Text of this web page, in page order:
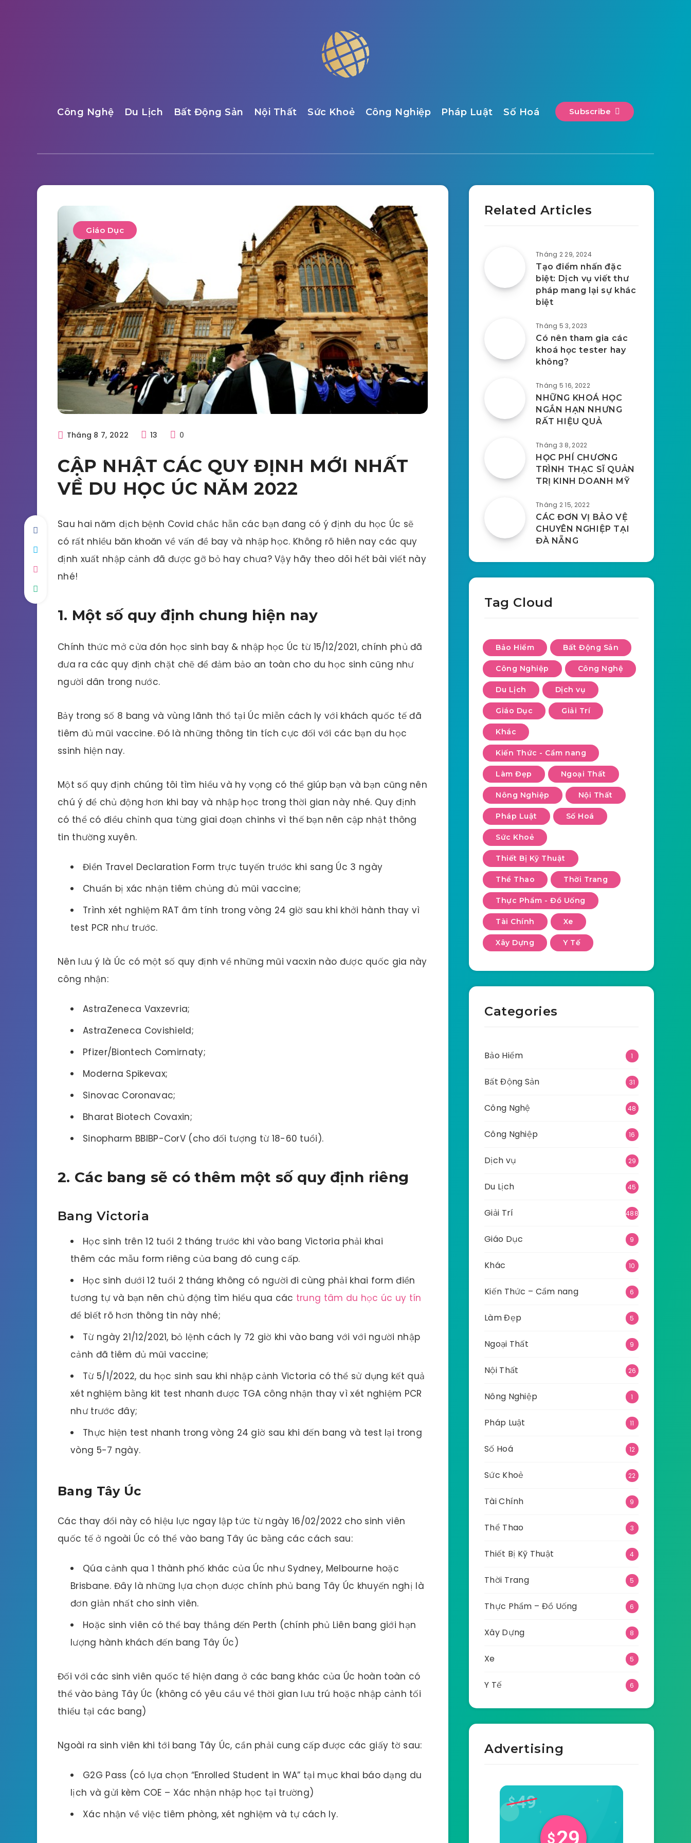
Công Nghệ Du Lịch Bất Động Sản Nội Thất Sức Khoẻ Công Nghiệp Pháp Luật Số Hoá Subscribe
Giáo Dục
Tháng 8 7, 2022 13 0
CẬP NHẬT CÁC QUY ĐỊNH MỚI NHẤT
VỀ DU HỌC ÚC NĂM 2022
Sau hai năm dịch bệnh Covid chắc hẵn các bạn đang có ý định du học Úc sẽ
có rất nhiều băn khoăn về vấn đề bay và nhập học. Không rõ hiên nay các quy
định xuất nhập cảnh đã được gỡ bỏ hay chưa? Vậy hãy theo dõi hết bài viết này
nhé!
1. Một số quy định chung hiện nay
Chính thức mở cửa đón học sinh bay & nhập học Úc từ 15/12/2021, chính phủ đã
đưa ra các quy định chặt chẽ để đảm bảo an toàn cho du học sinh cũng như
người dân trong nước.
Bảy trong số 8 bang và vùng lãnh thổ tại Úc miễn cách ly với khách quốc tế đã
tiêm đủ mũi vaccine. Đó là những thông tin tích cực đối với các bạn du học
ssinh hiện nay.
Một số quy định chúng tôi tìm hiểu và hy vọng có thể giúp bạn và bạn cũng nên
chú ý để chủ động hơn khi bay và nhập học trong thời gian này nhé. Quy định
có thể có điều chỉnh qua từng giai đoạn chinhs vì thế bạn nên cập nhật thông
tin thường xuyên.
Điền Travel Declaration Form trực tuyến trước khi sang Úc 3 ngày
Chuẩn bị xác nhận tiêm chủng đủ mũi vaccine;
Trình xét nghiệm RAT âm tính trong vòng 24 giờ sau khi khởi hành thay vì
test PCR như trước.
Nên lưu ý là Úc có một số quy định về những mũi vacxin nào được quốc gia này
công nhận:
AstraZeneca Vaxzevria;
AstraZeneca Covishield;
Pfizer/Biontech Comirnaty;
Moderna Spikevax;
Sinovac Coronavac;
Bharat Biotech Covaxin;
Sinopharm BBIBP-CorV (cho đối tượng từ 18-60 tuổi).
2. Các bang sẽ có thêm một số quy định riêng
Bang Victoria
Học sinh trên 12 tuổi 2 tháng trước khi vào bang Victoria phải khai
thêm các mẫu form riêng của bang đó cung cấp.
Học sinh dưới 12 tuổi 2 tháng không có người đi cùng phải khai form điền
tương tự và bạn nên chủ động tìm hiểu qua các trung tâm du học úc uy tín
để biết rõ hơn thông tin này nhé;
Từ ngày 21/12/2021, bỏ lệnh cách ly 72 giờ khi vào bang với với người nhập
cảnh đã tiêm đủ mũi vaccine;
Từ 5/1/2022, du học sinh sau khi nhập cảnh Victoria có thể sử dụng kết quả
xét nghiệm bằng kit test nhanh được TGA công nhận thay vì xét nghiệm PCR
như trước đây;
Thực hiện test nhanh trong vòng 24 giờ sau khi đến bang và test lại trong
vòng 5-7 ngày.
Bang Tây Úc
Các thay đổi này có hiệu lực ngay lập tức từ ngày 16/02/2022 cho sinh viên
quốc tế ở ngoài Úc có thể vào bang Tây úc bằng các cách sau:
Qúa cảnh qua 1 thành phố khác của Úc như Sydney, Melbourne hoặc
Brisbane. Đây là những lựa chọn được chính phủ bang Tây Úc khuyến nghị là
đơn giản nhất cho sinh viên.
Hoặc sinh viên có thể bay thẳng đến Perth (chính phủ Liên bang giới hạn
lượng hành khách đến bang Tây Úc)
Đối với các sinh viên quốc tế hiện đang ở các bang khác của Úc hoàn toàn có
thể vào bảng Tây Úc (không có yêu cầu về thời gian lưu trú hoặc nhập cảnh tối
thiểu tại các bang)
Ngoài ra sinh viên khi tới bang Tây Úc, cần phải cung cấp được các giấy tờ sau:
G2G Pass (có lựa chọn “Enrolled Student in WA” tại mục khai báo dạng du
lịch và gửi kèm COE – Xác nhận nhập học tại trường)
Xác nhận về việc tiêm phòng, xét nghiệm và tự cách ly.
Related Articles
Tháng 2 29, 2024
Tạo điểm nhấn đặc
biệt: Dịch vụ viết thư
pháp mang lại sự khác
biệt
Tháng 5 3, 2023
Có nên tham gia các
khoá học tester hay
không?
Tháng 5 16, 2022
NHỮNG KHOÁ HỌC
NGẮN HẠN NHƯNG
RẤT HIỆU QUẢ
Tháng 3 8, 2022
HỌC PHÍ CHƯƠNG
TRÌNH THẠC SĨ QUẢN
TRỊ KINH DOANH MỸ
Tháng 2 15, 2022
CÁC ĐƠN VỊ BẢO VỆ
CHUYÊN NGHIỆP TẠI
ĐÀ NẴNG
Tag Cloud
Bảo Hiểm Bất Động Sản
Công Nghiệp Công Nghệ
Du Lịch Dịch vụ
Giáo Dục Giải Trí
Khác
Kiến Thức - Cẩm nang
Làm Đẹp Ngoại Thất
Nông Nghiệp Nội Thất
Pháp Luật Số Hoá
Sức Khoẻ
Thiết Bị Kỹ Thuật
Thể Thao Thời Trang
Thực Phẩm - Đồ Uống
Tài Chính Xe
Xây Dựng Y Tế
Categories
Bảo Hiểm 1
Bất Động Sản 31
Công Nghệ 48
Công Nghiệp 16
Dịch vụ 29
Du Lịch 45
Giải Trí 488
Giáo Dục 9
Khác 10
Kiến Thức – Cẩm nang 6
Làm Đẹp 5
Ngoại Thất 9
Nội Thất 26
Nông Nghiệp 1
Pháp Luật 11
Số Hoá 12
Sức Khoẻ 22
Tài Chính 9
Thể Thao 3
Thiết Bị Kỹ Thuật 4
Thời Trang 5
Thực Phẩm – Đồ Uống 6
Xây Dựng 8
Xe 5
Y Tế 6
Advertising